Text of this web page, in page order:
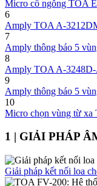
Micro cổ ngỗng TOA
6
Amply TOA A-
7
Amply thông báo 5
8
Amply TOA A-3248D-
9
Amply thông báo 5
10
Micro chọn vùng từ
1 | GIẢI PHÁP
Giải pháp kết nối loa